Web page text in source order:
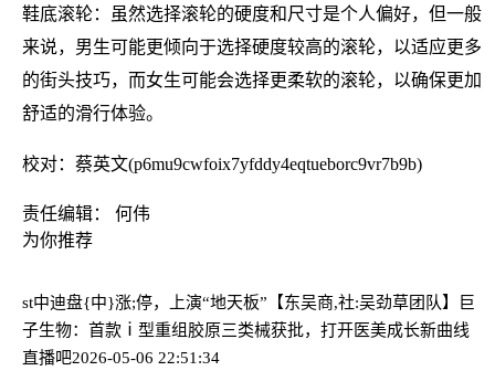
鞋底滚轮：虽然选择滚轮的硬度和尺寸是个人偏好，但一般
来说，男生可能更倾向于选择硬度较高的滚轮，以适应更多
的街头技巧，而女生可能会选择更柔软的滚轮，以确保更加
舒适的滑行体验。
校对：蔡英文(p6mu9cwfoix7yfddy4eqtueborc9vr7b9b)
责任编辑： 何伟
为你推荐
st中迪盘{中}涨;停，上演“地天板” 【东吴商,社:吴劲草团队】巨
子生物：首款ⅰ型重组胶原三类械获批，打开医美成长新曲线
直播吧2026-05-06 22:51:34